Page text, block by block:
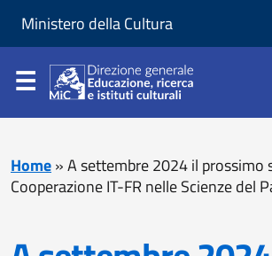
Ministero della Cultura
Home»A settembre 2024 il prossimo
Cooperazione IT-FR nelle Scienze del